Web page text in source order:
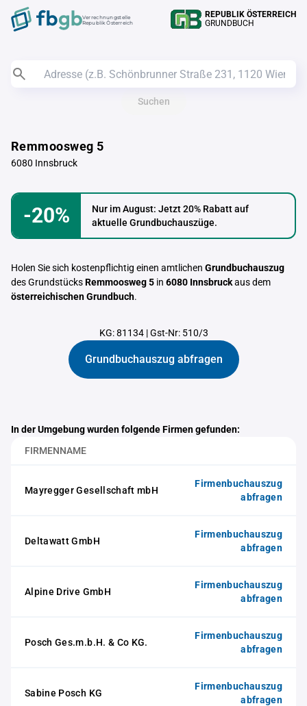
Verrechnungstelle
Republik Österreich
REPUBLIK ÖSTERREICH
GRUNDBUCH
Suchen
Remmoosweg 5
6080 Innsbruck
-20%
Nur im August: Jetzt 20% Rabatt auf
aktuelle Grundbuchauszüge.
Holen Sie sich kostenpflichtig einen amtlichen Grundbuchauszug
des GrundstücksRemmoosweg 5 in 6080 Innsbruckaus dem
österreichischen Grundbuch.
KG: 81134|Gst-Nr: 510/3
Grundbuchauszug abfragen
In der Umgebung wurden folgende Firmen gefunden:
FIRMENNAME
Mayregger Gesellschaft mbH
Firmenbuchauszug
abfragen
Deltawatt GmbH
Firmenbuchauszug
abfragen
Alpine Drive GmbH
Firmenbuchauszug
abfragen
Posch Ges.m.b.H. & Co KG.
Firmenbuchauszug
abfragen
Sabine Posch KG
Firmenbuchauszug
abfragen